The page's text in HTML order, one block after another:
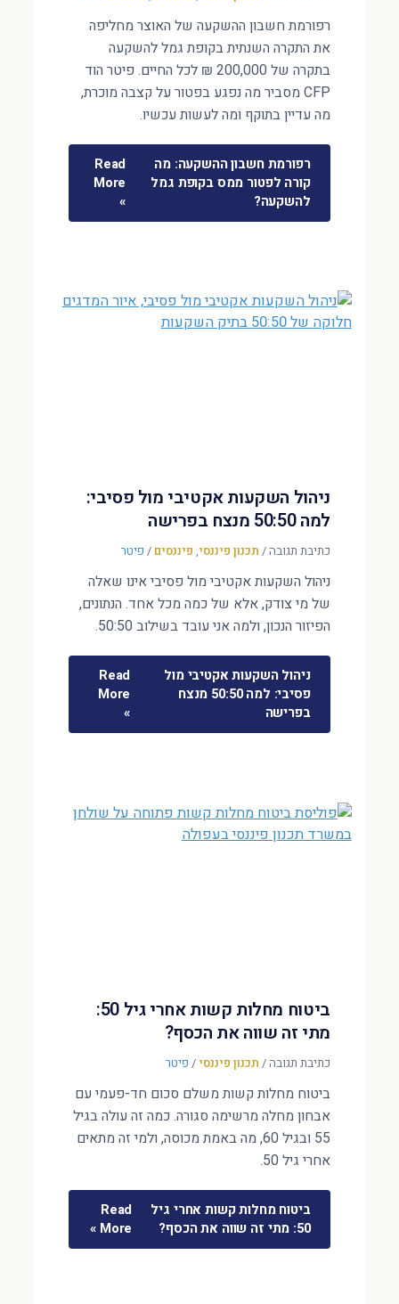
רפורמת חשבון ההשקעה של האוצר מחליפה
את התקרה השנתית בקופת גמל להשקעה
בתקרה של 200,000 ₪ לכל החיים. פיטר הוד
CFP מסביר מה נפגע בפטור על קצבה מוכרת,
מה עדיין בתוקף ומה לעשות עכשיו.
רפורמת חשבון ההשקעה: מה
קורה לפטור ממס בקופת גמל
להשקעה?
Read
More
»
ניהול השקעות אקטיבי מול פסיבי:
למה 50:50 מנצח בפרישה
כתיבת תגובה/ תכנון פיננסי, פיננסים / פיטר
ניהול השקעות אקטיבי מול פסיבי אינו שאלה
של מי צודק, אלא של כמה מכל אחד. הנתונים,
הפיזור הנכון, ולמה אני עובד בשילוב 50:50.
ניהול השקעות אקטיבי מול
פסיבי: למה 50:50 מנצח
בפרישה
Read
More
»
ביטוח מחלות קשות אחרי גיל 50:
מתי זה שווה את הכסף?
כתיבת תגובה/ תכנון פיננסי/ פיטר
ביטוח מחלות קשות משלם סכום חד-פעמי עם
אבחון מחלה מרשימה סגורה. כמה זה עולה בגיל
55 ובגיל 60, מה באמת מכוסה, ולמי זה מתאים
אחרי גיל 50.
ביטוח מחלות קשות אחרי גיל
50: מתי זה שווה את הכסף?
Read
More »